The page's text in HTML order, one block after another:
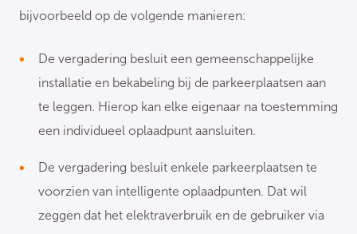
bijvoorbeeld op de volgende manieren:
De vergadering besluit een gemeenschappelijke
installatie en bekabeling bij de parkeerplaatsen aan
te leggen. Hierop kan elke eigenaar na toestemming
een individueel oplaadpunt aansluiten.
De vergadering besluit enkele parkeerplaatsen te
voorzien van intelligente oplaadpunten. Dat wil
zeggen dat het elektraverbruik en de gebruiker via